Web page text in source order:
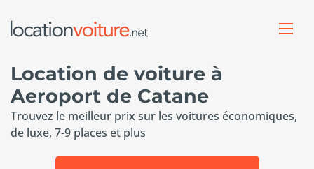
Location de voiture à
Aeroport de Catane
Trouvez le meilleur prix sur les voitures économiques,
de luxe, 7-9 places et plus